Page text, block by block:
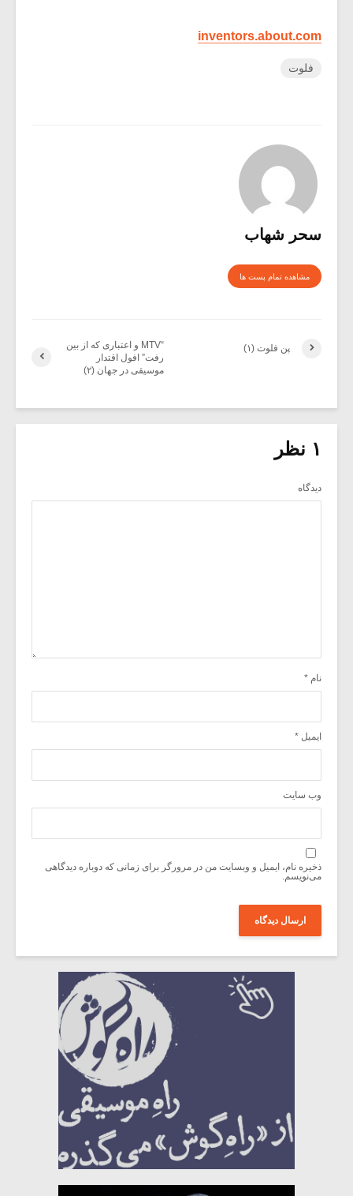
inventors.about.com
فلوت
سحر شهاب
مشاهده تمام پست ها
“MTV و اعتباری که از بین
رفت” افول اقتدار
موسیقی در جهان (۲)
پن فلوت (۱)
۱ نظر
دیدگاه
نام *
ایمیل *
وب‌ سایت
ذخیره نام، ایمیل و وبسایت من در مرورگر برای زمانی که دوباره دیدگاهی
می‌نویسم.